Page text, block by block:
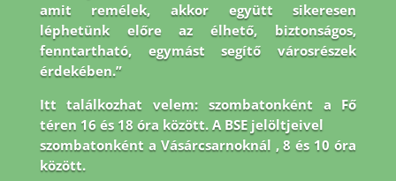
amit remélek, akkor együttsikeresen
léphetünk előre az élhető, biztonságos,
fenntartható, egymást segítő városrészek
érdekében.”
Itt találkozhat velem: szombatonként a Fő
téren 16 és 18 óra között. A BSE jelöltjeivel
szombatonként a Vásárcsarnoknál , 8 és 10 óra
között.